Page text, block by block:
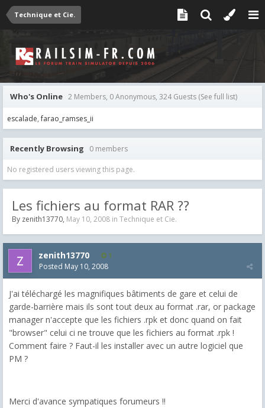
Technique et Cie.
Who's Online 2 Members, 0 Anonymous, 324 Guests (See full list)
escalade farao_ramses_ii
Recently Browsing 0 members
No registered users viewing this page.
Les fichiers au format RAR ??
By zenith13770, May 10, 2008 in Technique et Cie.
zenith13770 1
Posted May 10, 2008
J'ai téléchargé les magnifiques bâtiments de gare et celui de
garde-barrière mais ils sont tout deux au format .rar, or package
manager n'accepte que les fichiers .rpk et donc quand on fait
"browser" celui ci ne trouve que les fichiers au format .rpk !
Comment faire ? Faut-il les installer avec un autre logiciel que
PM ?
Merci d'avance sympatiques forumeurs !!